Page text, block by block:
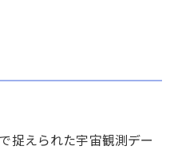
捉えられた宇宙観測デー